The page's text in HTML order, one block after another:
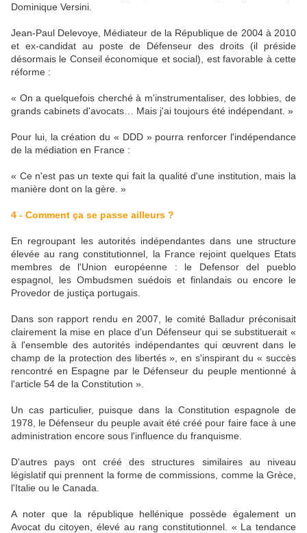
Dominique Versini.
Jean-Paul Delevoye, Médiateur de la République de 2004 à 2010
et ex-candidat au poste de Défenseur des droits (il préside
désormais le Conseil économique et social), est favorable à cette
réforme :
« On a quelquefois cherché à m'instrumentaliser, des lobbies, de
grands cabinets d'avocats… Mais j'ai toujours été indépendant. »
Pour lui, la création du « DDD » pourra renforcer l'indépendance
de la médiation en France :
« Ce n'est pas un texte qui fait la qualité d'une institution, mais la
manière dont on la gère. »
4 - Comment ça se passe ailleurs ?
En regroupant les autorités indépendantes dans une structure
élevée au rang constitutionnel, la France rejoint quelques Etats
membres de l'Union européenne : le Defensor del pueblo
espagnol, les Ombudsmen suédois et finlandais ou encore le
Provedor de justiça portugais.
Dans son rapport rendu en 2007, le comité Balladur préconisait
clairement la mise en place d'un Défenseur qui se substituerait «
à l'ensemble des autorités indépendantes qui œuvrent dans le
champ de la protection des libertés », en s'inspirant du « succès
rencontré en Espagne par le Défenseur du peuple mentionné à
l'article 54 de la Constitution ».
Un cas particulier, puisque dans la Constitution espagnole de
1978, le Défenseur du peuple avait été créé pour faire face à une
administration encore sous l'influence du franquisme.
D'autres pays ont créé des structures similaires au niveau
législatif qui prennent la forme de commissions, comme la Grèce,
l'Italie ou le Canada.
A noter que la république hellénique possède également un
Avocat du citoyen, élevé au rang constitutionnel. « La tendance